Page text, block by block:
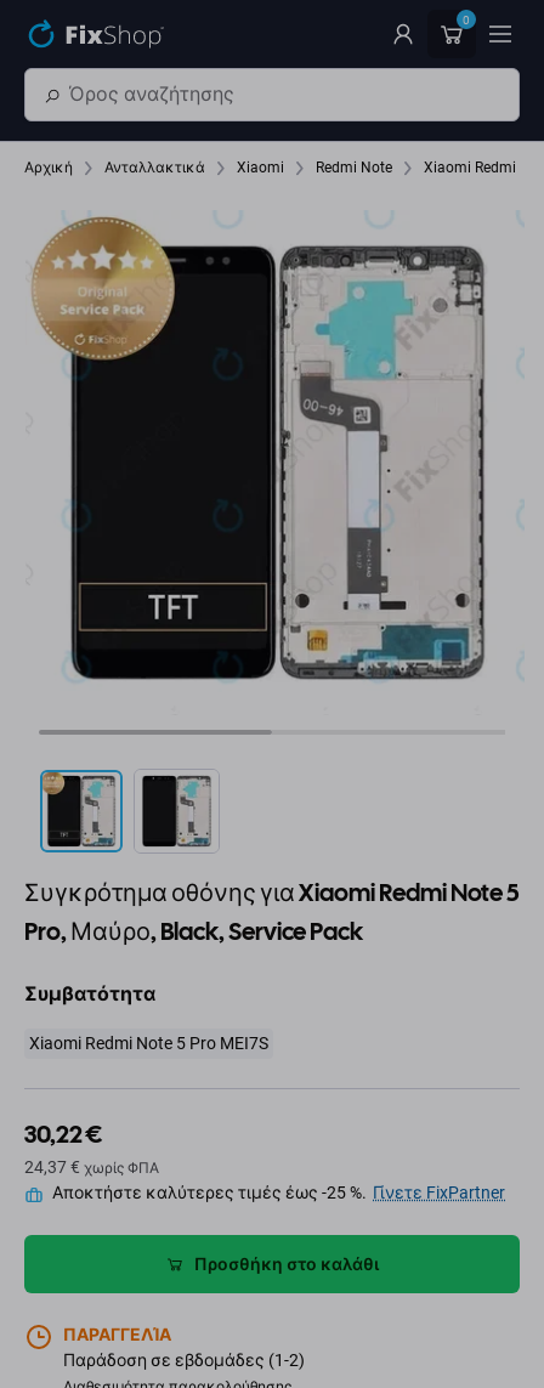
0
Αρχική Ανταλλακτικά Xiaomi Redmi Note Xiaomi Redmi
Συγκρότημα οθόνης για Xiaomi Redmi Note 5
Pro, Μαύρο, Black, Service Pack
Συμβατότητα
Xiaomi Redmi Note 5 Pro MEI7S
30,22 €
24,37 € χωρίς ΦΠΑ
Αποκτήστε καλύτερες τιμές έως -25 %. Γίνετε FixPartner
Προσθήκη στο καλάθι
ΠΑΡΑΓΓΕΛΊΑ
Παράδοση σε εβδομάδες (1-2)